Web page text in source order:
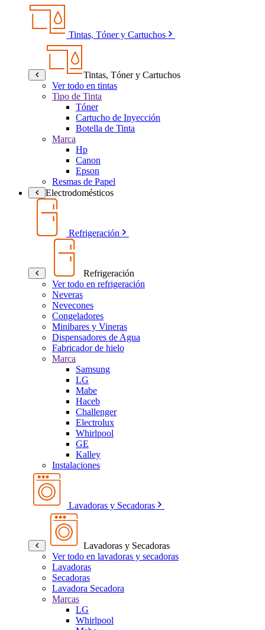
Tintas, Tóner y Cartuchos
Tintas, Tóner y Cartuchos
Ver todo en tintas
Tipo de Tinta
Tóner
Cartucho de Inyección
Botella de Tinta
Marca
Hp
Canon
Epson
Resmas de Papel
Electrodomésticos
Refrigeración
Refrigeración
Ver todo en refrigeración
Neveras
Nevecones
Congeladores
Minibares y Vineras
Dispensadores de Agua
Fabricador de hielo
Marca
Samsung
LG
Mabe
Haceb
Challenger
Electrolux
Whirlpool
GE
Kalley
Instalaciones
Lavadoras y Secadoras
Lavadoras y Secadoras
Ver todo en lavadoras y secadoras
Lavadoras
Secadoras
Lavadora Secadora
Marcas
LG
Whirlpool